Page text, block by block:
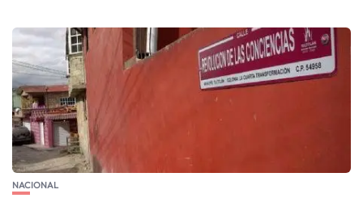
NACIONAL